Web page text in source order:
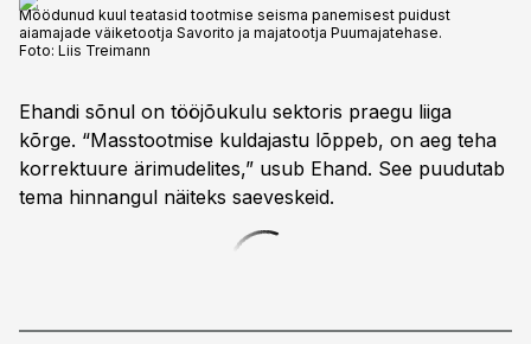
Möödunud kuul teatasid tootmise seisma panemisest puidust
aiamajade väiketootja Savorito ja majatootja Puumajatehase.
Foto: Liis Treimann
Ehandi sõnul on tööjõukulu sektoris praegu liiga
kõrge. “Masstootmise kuldajastu lõppeb, on aeg teha
korrektuure ärimudelites,” usub Ehand. See puudutab
tema hinnangul näiteks saeveskeid.